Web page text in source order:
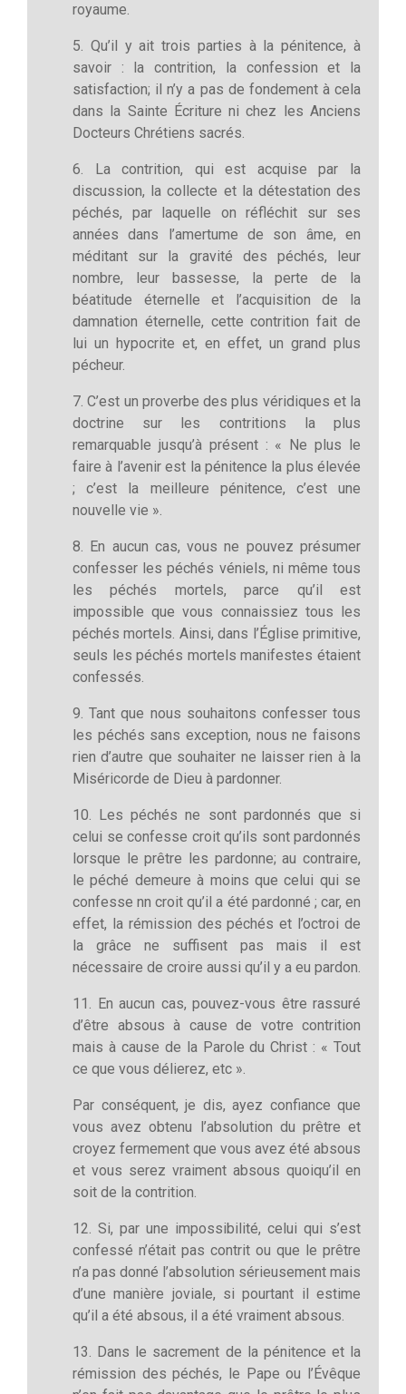
royaume.
5. Qu’il y ait trois parties à la pénitence, à
savoir : la contrition, la confession et la
satisfaction; il n’y a pas de fondement à cela
dans la Sainte Écriture ni chez les Anciens
Docteurs Chrétiens sacrés.
6. La contrition, qui est acquise par la
discussion, la collecte et la détestation des
péchés, par laquelle on réfléchit sur ses
années dans l’amertume de son âme, en
méditant sur la gravité des péchés, leur
nombre, leur bassesse, la perte de la
béatitude éternelle et l’acquisition de la
damnation éternelle, cette contrition fait de
lui un hypocrite et, en effet, un grand plus
pécheur.
7. C’est un proverbe des plus véridiques et la
doctrine sur les contritions la plus
remarquable jusqu’à présent : « Ne plus le
faire à l’avenir est la pénitence la plus élevée
; c’est la meilleure pénitence, c’est une
nouvelle vie ».
8. En aucun cas, vous ne pouvez présumer
confesser les péchés véniels, ni même tous
les péchés mortels, parce qu’il est
impossible que vous connaissiez tous les
péchés mortels. Ainsi, dans l’Église primitive,
seuls les péchés mortels manifestes étaient
confessés.
9. Tant que nous souhaitons confesser tous
les péchés sans exception, nous ne faisons
rien d’autre que souhaiter ne laisser rien à la
Miséricorde de Dieu à pardonner.
10. Les péchés ne sont pardonnés que si
celui se confesse croit qu’ils sont pardonnés
lorsque le prêtre les pardonne; au contraire,
le péché demeure à moins que celui qui se
confesse nn croit qu’il a été pardonné ; car, en
effet, la rémission des péchés et l’octroi de
la grâce ne suffisent pas mais il est
nécessaire de croire aussi qu’il y a eu pardon.
11. En aucun cas, pouvez-vous être rassuré
d’être absous à cause de votre contrition
mais à cause de la Parole du Christ : « Tout
ce que vous délierez, etc ».
Par conséquent, je dis, ayez confiance que
vous avez obtenu l’absolution du prêtre et
croyez fermement que vous avez été absous
et vous serez vraiment absous quoiqu’il en
soit de la contrition.
12. Si, par une impossibilité, celui qui s’est
confessé n’était pas contrit ou que le prêtre
n’a pas donné l’absolution sérieusement mais
d’une manière joviale, si pourtant il estime
qu’il a été absous, il a été vraiment absous.
13. Dans le sacrement de la pénitence et la
rémission des péchés, le Pape ou l’Évêque